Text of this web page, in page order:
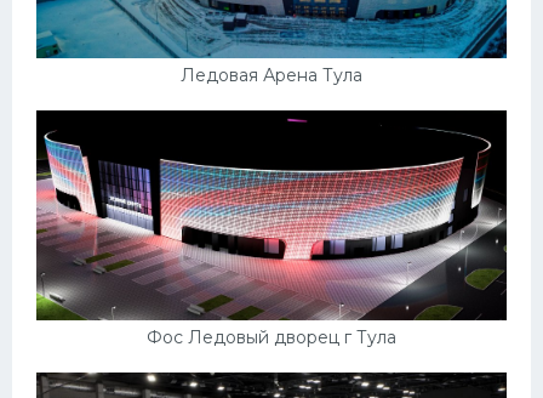
Ледовая Арена Тула
Фос Ледовый дворец г Тула